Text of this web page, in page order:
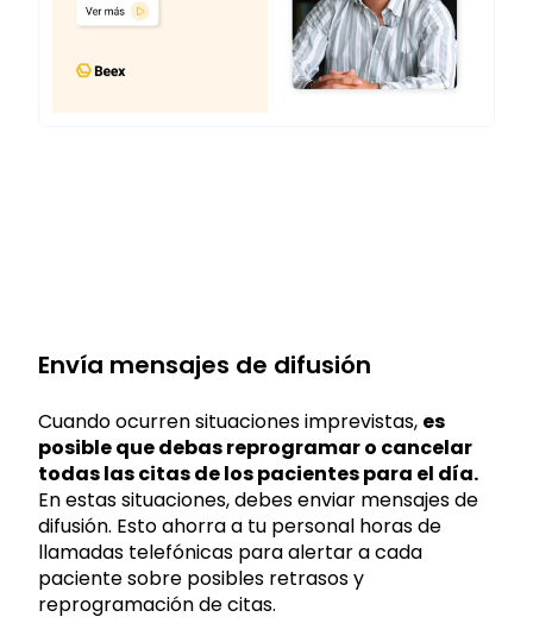
Envía mensajes de difusión
Cuando ocurren situaciones imprevistas, es
posible que debas reprogramar o cancelar
todas las citas de los pacientes para el día.
En estas situaciones, debes enviar mensajes de
difusión. Esto ahorra a tu personal horas de
llamadas telefónicas para alertar a cada
paciente sobre posibles retrasos y
reprogramación de citas.